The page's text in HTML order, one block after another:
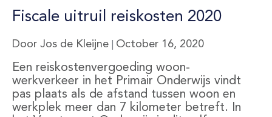
Fiscale uitruil reiskosten 2020
Door Jos de Kleijne October 16, 2020
Een reiskostenvergoeding woon-
werkverkeer in het Primair Onderwijs vindt
pas plaats als de afstand tussen woon en
werkplek meer dan 7 kilometer betreft. In